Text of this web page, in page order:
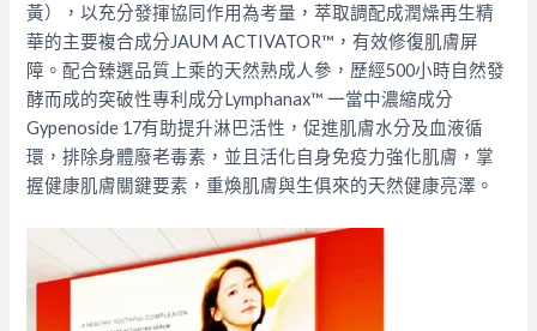
黃），以充分發揮協同作用為考量，萃取調配成潤燥再生精
華的主要複合成分JAUM ACTIVATOR™，有效修復肌膚屏
障。配合臻選品質上乘的天然熟成人參，歷經500小時自然發
酵而成的突破性專利成分Lymphanax™ 一當中濃縮成分
Gypenoside 17有助提升淋巴活性，促進肌膚水分及血液循
環，排除身體廢老毒素，並且活化自身免疫力強化肌膚，掌
握健康肌膚關鍵要素，重煥肌膚與生俱來的天然健康亮澤。